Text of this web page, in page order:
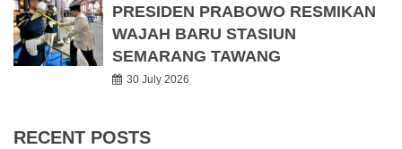
PRESIDEN PRABOWO RESMIKAN
WAJAH BARU STASIUN
SEMARANG TAWANG
30 July 2026
RECENT POSTS